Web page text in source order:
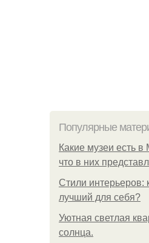
Популярные
Какие музеи есть в
что в них
Стили интерьеров:
лучший для себя?
Уютная светлая
солнца.